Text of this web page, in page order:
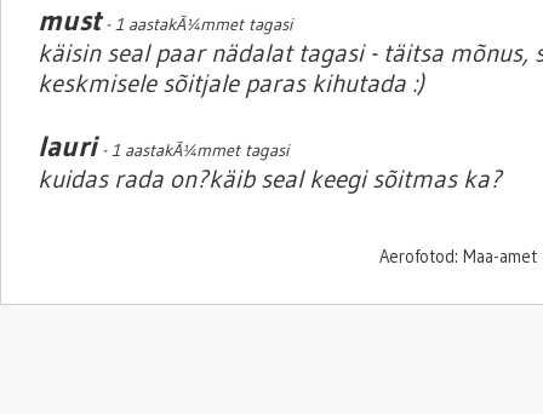
must- 1 aastakÃ¼mmet tagasi
käisin seal paar nädalat tagasi - täitsa mõnus,
keskmisele sõitjale paras kihutada :)
lauri- 1 aastakÃ¼mmet tagasi
kuidas rada on?käib seal keegi sõitmas ka?
Aerofotod: Maa-